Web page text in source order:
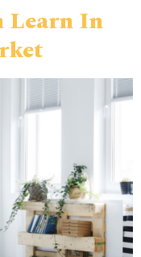
Learn In